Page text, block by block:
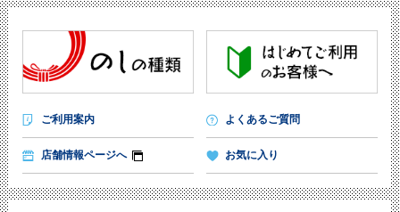
ご利用案内 よくあるご質問
店舗情報ページへ お気に入り